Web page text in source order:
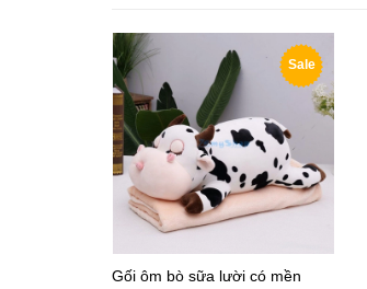
Sale
Gối ôm bò sữa lười có mền